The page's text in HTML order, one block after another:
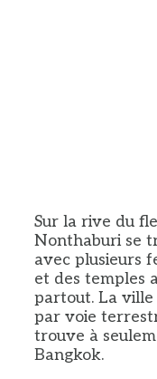
Sur la rive du
Nonthaburi se
avec plusieurs
et des temples
partout. La ville
par voie
trouve à
Bangkok.